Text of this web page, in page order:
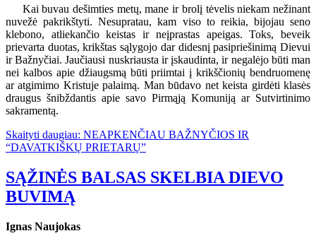
Kai buvau dešimties metų, mane ir brolį tėvelis niekam nežinant
nuvežė pakrikštyti. Nesupratau, kam viso to reikia, bijojau seno
klebono, atliekančio keistas ir neįprastas apeigas. Toks, beveik
prievarta duotas, krikštas sąlygojo dar didesnį pasipriešinimą Dievui
ir Bažnyčiai. Jaučiausi nuskriausta ir įskaudinta, ir negalėjo būti man
nei kalbos apie džiaugsmą būti priimtai į krikščionių bendruomenę
ar atgimimo Kristuje palaimą. Man būdavo net keista girdėti klasės
draugus šnibždantis apie savo Pirmąją Komuniją ar Sutvirtinimo
sakramentą.
Skaityti daugiau: NEAPKENČIAU BAŽNYČIOS IR
“DAVATKIŠKŲ PRIETARŲ”
SĄŽINĖS BALSAS SKELBIA DIEVO
BUVIMĄ
Ignas Naujokas